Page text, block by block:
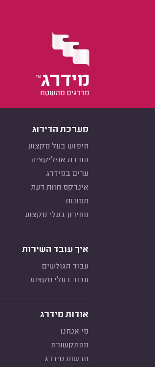
מערכת הדירוג
חיפוש בעל מקצוע
הורדת אפליקציה
ערים במידרג
אינדקס חוות דעת
תמונות
מחירון בעלי מקצוע
איך עובד השירות
עבור הגולשים
עבור בעלי מקצוע
אודות מידרג
מי אנחנו
מהתקשורת
חדשות מידרג